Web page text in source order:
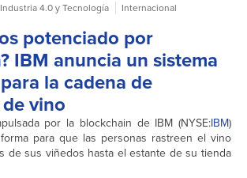
Industria 4.0 y Tecnología
Internacional
potenciado por
IBM anuncia un sistema
la cadena de
vino
por la blockchain de IBM (NYSE:IBM)
para que las personas rastreen el vino
de sus viñedos hasta el estante de su tienda